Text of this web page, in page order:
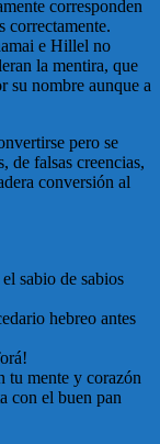
corresponden
correctamente.
e Hillel no
la mentira, que
su nombre aunque a
pero se
de falsas creencias,
conversión al
sabio de sabios
hebreo antes
tu mente y corazón
con el buen pan